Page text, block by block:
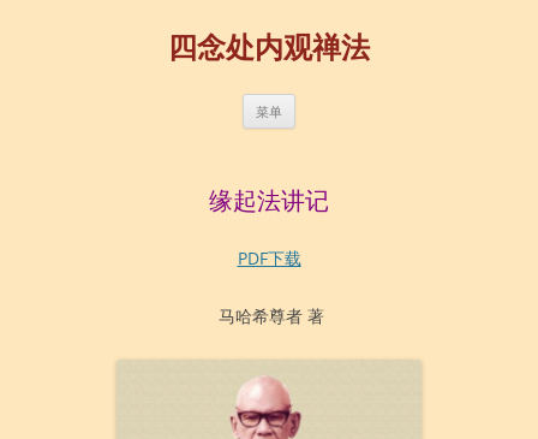
四念处内观禅法
菜单
缘起法讲记
PDF下载
马哈希尊者 著